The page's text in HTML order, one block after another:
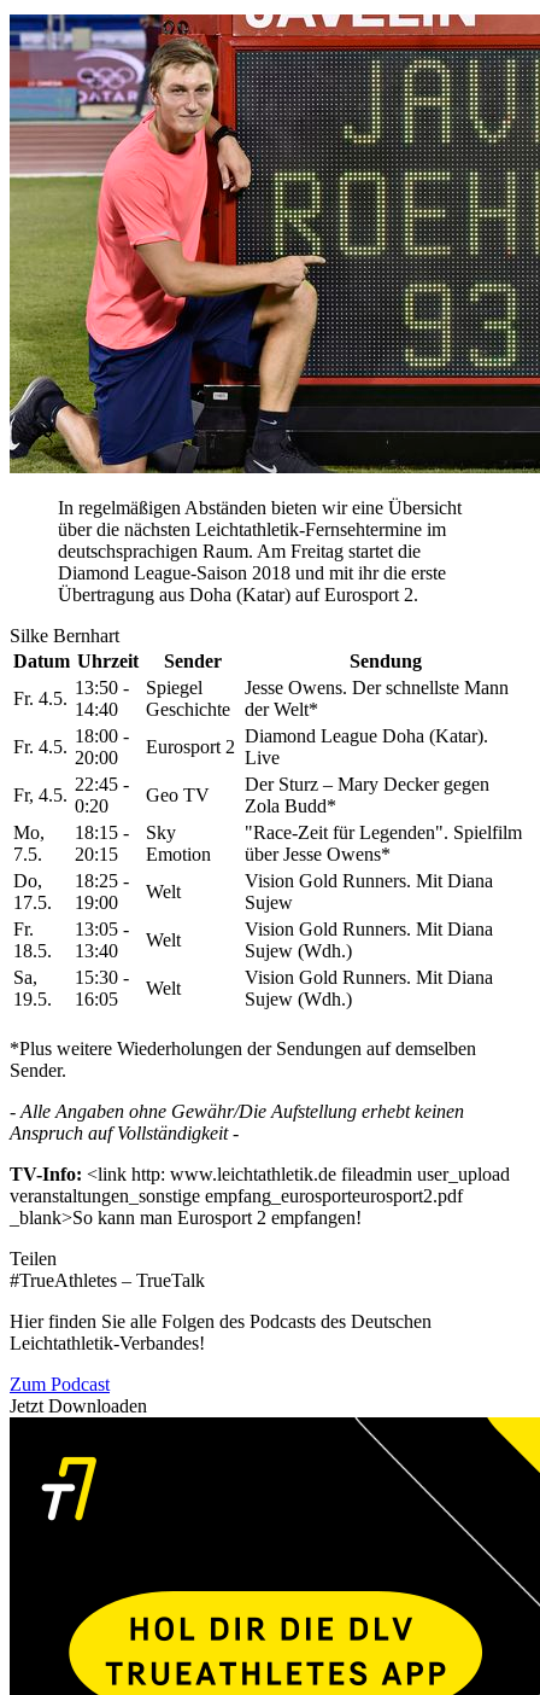
In regelmäßigen Abständen bieten wir eine Übersicht
über die nächsten Leichtathletik-Fernsehtermine im
deutschsprachigen Raum. Am Freitag startet die
Diamond League-Saison 2018 und mit ihr die erste
Übertragung aus Doha (Katar) auf Eurosport 2.
Silke Bernhart
Datum Uhrzeit Sender
Sendung
Fr. 4.5.
13:50 -
14:40
Spiegel
Geschichte
Jesse Owens. Der schnellste Mann
der Welt*
Fr. 4.5.
18:00 -
20:00
Eurosport 2
Diamond League Doha (Katar).
Live
Fr, 4.5.
22:45 -
0:20
Geo TV
Der Sturz – Mary Decker gegen
Zola Budd*
Mo,
7.5.
18:15 -
20:15
Sky
Emotion
"Race-Zeit für Legenden". Spielfilm
über Jesse Owens*
Do,
17.5.
18:25 -
19:00
Welt
Vision Gold Runners. Mit Diana
Sujew
Fr.
18.5.
13:05 -
13:40
Welt
Vision Gold Runners. Mit Diana
Sujew (Wdh.)
Sa,
19.5.
15:30 -
16:05
Welt
Vision Gold Runners. Mit Diana
Sujew (Wdh.)
*Plus weitere Wiederholungen der Sendungen auf demselben
Sender.
- Alle Angaben ohne Gewähr/Die Aufstellung erhebt keinen
Anspruch auf Vollständigkeit -
TV-Info: <link http: www.leichtathletik.de fileadmin user_upload
veranstaltungen_sonstige empfang_eurosporteurosport2.pdf
_blank>So kann man Eurosport 2 empfangen!
Teilen
#TrueAthletes – TrueTalk
Hier finden Sie alle Folgen des Podcasts des Deutschen
Leichtathletik-Verbandes!
Zum Podcast
Jetzt Downloaden